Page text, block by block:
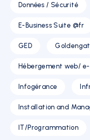
Données / Sécurité
E-Business Suite @fr
GED
Hébergement web/
Infogérance
Installation and
IT/Programmation